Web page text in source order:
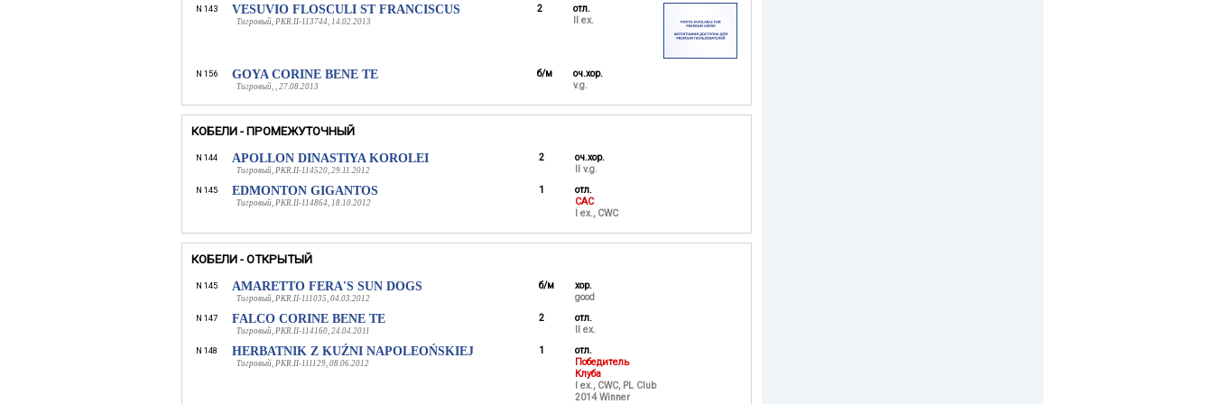
N 143 VESUVIO FLOSCULI ST FRANCISCUS
Тигровый, PKR.II-113744, 14.02.2013
2
отл.
II ex.
N 156 GOYA CORINE BENE TE
Тигровый, , 27.08.2013
б/м
оч.хор.
v.g.
КОБЕЛИ - ПРОМЕЖУТОЧНЫЙ
N 144 APOLLON DINASTIYA KOROLEI
Тигровый, PKR.II-114520, 29.11.2012
2
оч.хор.
II v.g.
N 145 EDMONTON GIGANTOS
Тигровый, PKR.II-114864, 18.10.2012
1
отл.
CAC
I ex., CWC
КОБЕЛИ - ОТКРЫТЫЙ
N 145 AMARETTO FERA'S SUN DOGS
Тигровый, PKR.II-111035, 04.03.2012
б/м
хор.
good
N 147 FALCO CORINE BENE TE
Тигровый, PKR.II-114160, 24.04.2011
2
отл.
II ex.
N 148 HERBATNIK Z KUŹNI NAPOLEOŃSKIEJ
Тигровый, PKR.II-111129, 08.06.2012
1
отл.
Победитель
Клуба
I ex., CWC, PL Club
2014 Winner